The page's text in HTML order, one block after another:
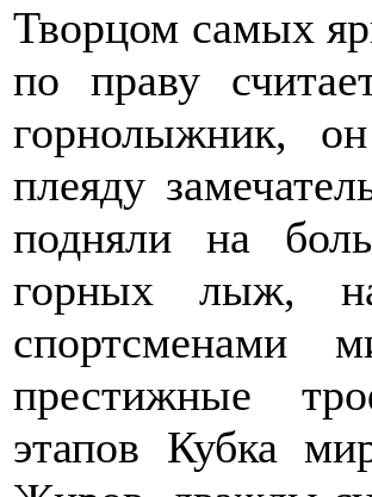
Творцом самых
по праву
горнолыжник,
плеяду
подняли на
горных лыж,
спортсменами
престижные
этапов Кубка